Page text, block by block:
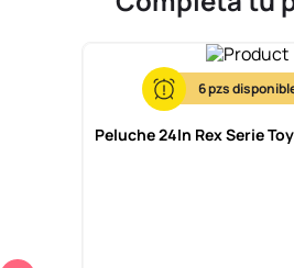
6
Peluche 24In Rex Serie